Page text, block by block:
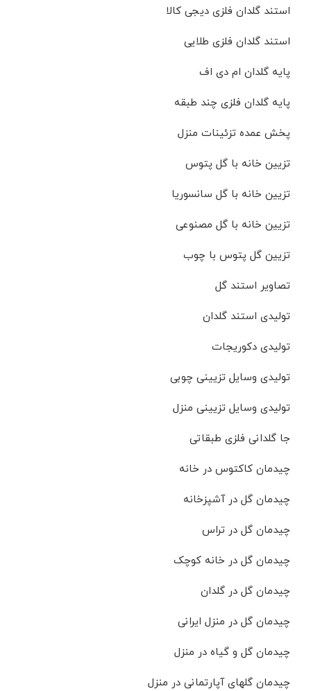
استند گلدان فلزی دیجی کالا
استند گلدان فلزی طلایی
پایه گلدان ام دی اف
پایه گلدان فلزی چند طبقه
پخش عمده تزئینات منزل
تزیین خانه با گل پتوس
تزیین خانه با گل سانسوریا
تزیین خانه با گل مصنوعی
تزیین گل پتوس با چوب
تصاویر استند گل
تولیدی استند گلدان
تولیدی دکوریجات
تولیدی وسایل تزیینی چوبی
تولیدی وسایل تزیینی منزل
جا گلدانی فلزی طبقاتی
چیدمان کاکتوس در خانه
چیدمان گل در آشپزخانه
چیدمان گل در تراس
چیدمان گل در خانه کوچک
چیدمان گل در گلدان
چیدمان گل در منزل ایرانی
چیدمان گل و گیاه در منزل
چیدمان گلهای آپارتمانی در منزل